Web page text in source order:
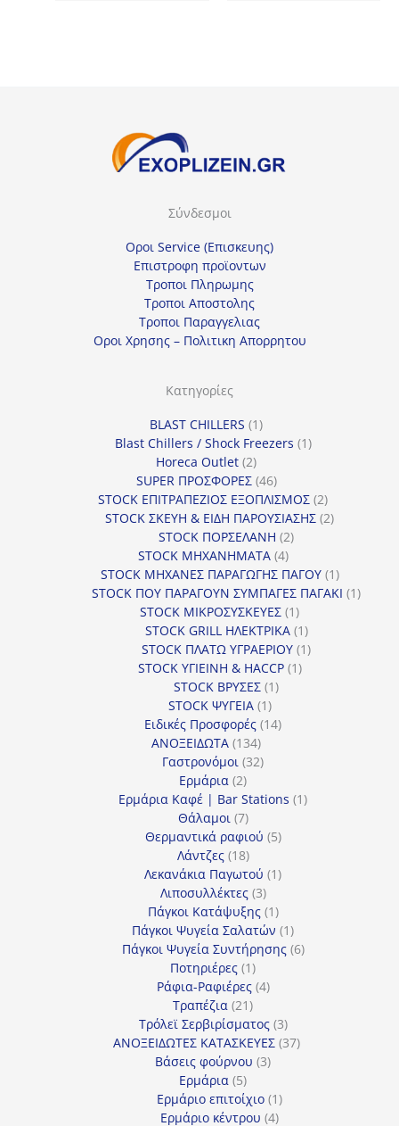
Σύνδεσμοι
Οροι Service (Επισκευης)
Επιστροφη προϊοντων
Τροποι Πληρωμης
Τροποι Αποστολης
Τροποι Παραγγελιας
Οροι Χρησης – Πολιτικη Απορρητου
Κατηγορίες
BLAST CHILLERS 11
προϊόν
Blast Chillers / Shock Freezers 11
Horeca Outlet 22
προϊόντα
SUPER ΠΡΟΣΦΟΡΕΣ 4646
προϊόντα
STOCK ΕΠΙΤΡΑΠΕΖΙΟΣ ΕΞΟΠΛΙΣΜΟΣ 22
προϊόντα
STOCK ΣΚΕΥΗ & ΕΙΔΗ ΠΑΡΟΥΣΙΑΣΗΣ 22
STOCK ΠΟΡΣΕΛΑΝΗ 22
STOCK ΜΗΧΑΝΗΜΑΤΑ 44
προϊόντα
STOCK ΜΗΧΑΝΕΣ ΠΑΡΑΓΩΓΗΣ ΠΑΓΟΥ 11
προϊόν
STOCK ΠΟΥ ΠΑΡΑΓΟΥΝ ΣΥΜΠΑΓΕΣ ΠΑΓΑΚΙ 11
STOCK ΜΙΚΡΟΣΥΣΚΕΥΕΣ 11
προϊόν
STOCK GRILL ΗΛΕΚΤΡΙΚΑ 11
προϊόν
STOCK ΠΛΑΤΩ ΥΓΡΑΕΡΙΟΥ 11
STOCK ΥΓΙΕΙΝΗ & HACCP 11
STOCK ΒΡΥΣΕΣ 11
STOCK ΨΥΓΕΙΑ 11
προϊόν
Ειδικές Προσφορές 1414
ΑΝΟΞΕΙΔΩΤΑ 134134
προϊόντα
Γαστρονόμοι 3232
Ερμάρια 22
προϊόντα
Ερμάρια Καφέ | Bar Stations 11
Θάλαμοι 77
προϊόντα
Θερμαντικά ραφιού 55
Λάντζες 1818
προϊόντα
Λεκανάκια Παγωτού 11
Λιποσυλλέκτες 33
προϊόντα
Πάγκοι Κατάψυξης 11
προϊόν
Πάγκοι Ψυγεία Σαλατών 11
προϊόν
Πάγκοι Ψυγεία Συντήρησης 66
Ποτηριέρες 11
προϊόν
Ράφια-Ραφιέρες 44
Τραπέζια 2121
προϊόντα
Τρόλεϊ Σερβιρίσματος 33
προϊόντα
ΑΝΟΞΕΙΔΩΤΕΣ ΚΑΤΑΣΚΕΥΕΣ 3737
Βάσεις φούρνου 33
Ερμάρια 55
προϊόντα
Ερμάριο επιτοίχιο 11
προϊόν
Ερμάριο κέντρου 44